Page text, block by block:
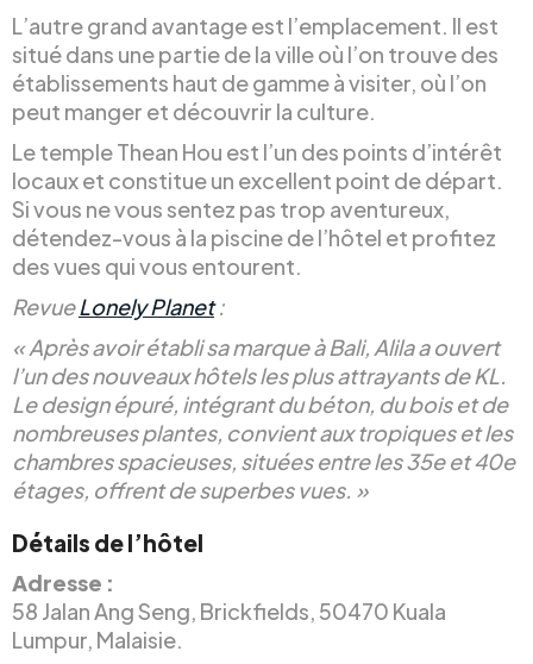
L’autre grand avantage est l’emplacement. Il est
situé dans une partie de la ville où l’on trouve des
établissements haut de gamme à visiter, où l’on
peut manger et découvrir la culture.
Le temple Thean Hou est l’un des points d’intérêt
locaux et constitue un excellent point de départ.
Si vous ne vous sentez pas trop aventureux,
détendez-vous à la piscine de l’hôtel et profitez
des vues qui vous entourent.
RevueLonely Planet:
« Après avoir établi sa marque à Bali, Alila a ouvert
l’un des nouveaux hôtels les plus attrayants de KL.
Le design épuré, intégrant du béton, du bois et de
nombreuses plantes, convient aux tropiques et les
chambres spacieuses, situées entre les 35e et 40e
étages, offrent de superbes vues. »
Détails de l’hôtel
Adresse :
58 Jalan Ang Seng, Brickfields, 50470 Kuala
Lumpur, Malaisie.